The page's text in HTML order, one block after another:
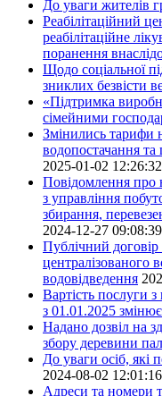
До уваги жителів
Реабілітаційний
реабілітаційне
поранення
Щодо соціальної
зниклих безвісти
«Підтримка
сімейними
Змінились тарифи
водопостачання та
2025-01-02 12:26:32
Повідомлення про
з управління
збирання,
2024-12-27 09:08:39
Публічний
централізованого
водовідведення
Вартість послуги з
з 01.01.2025
Надано дозвіл на
збору деревини
До уваги осіб, які
2024-08-02 12:01:16
Адреси та номери